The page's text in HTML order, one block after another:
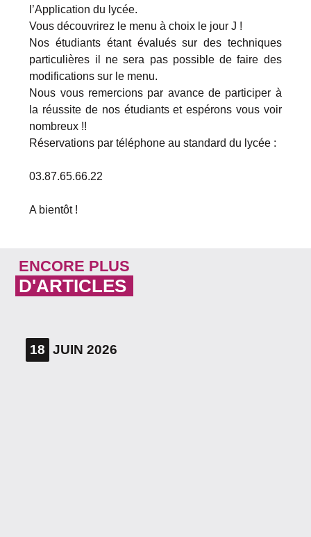
l’Application du lycée.
Vous découvrirez le menu à choix le jour J !
Nos étudiants étant évalués sur des techniques
particulières il ne sera pas possible de faire des
modifications sur le menu.
Nous vous remercions par avance de participer à
la réussite de nos étudiants et espérons vous voir
nombreux !!
Réservations par téléphone au standard du lycée :
03.87.65.66.22
A bientôt !
ENCORE PLUS
D'ARTICLES
18 JUIN 2026